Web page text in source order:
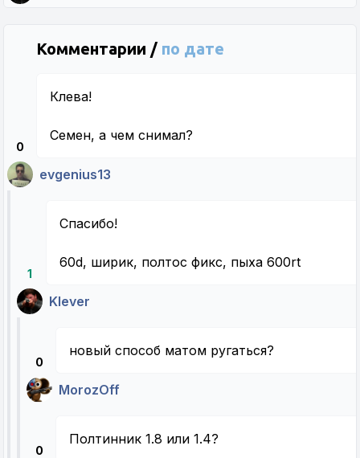
Комментарии / по дате
0
Клева!
Семен, а чем снимал?
evgenius13
1
Спасибо!
60d, ширик, полтос фикс, пыха 600rt
Klever
0
новый способ матом ругаться?
MorozOff
0
Полтинник 1.8 или 1.4?